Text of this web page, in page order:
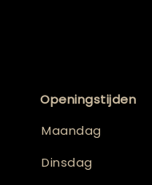
Openingstijden
Maandag
Dinsdag